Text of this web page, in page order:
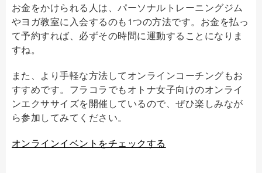
お金をかけられる人は、パーソナルトレーニングジム
やヨガ教室に入会するのも1つの方法です。お金を払っ
て予約すれば、必ずその時間に運動することになりま
すね。
また、より手軽な方法してオンラインコーチングもお
すすめです。フラコラでもオトナ女子向けのオンライ
ンエクササイズを開催しているので、ぜひ楽しみなが
ら参加してみてください。
オンラインイベントをチェックする